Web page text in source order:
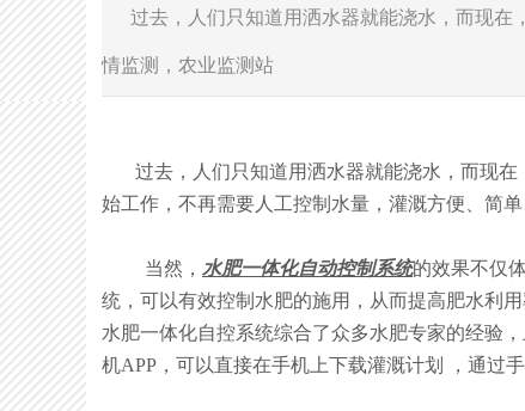
过去，人们只知道用洒水器就能浇水，而现在
情监测，农业监测站
过去，人们只知道用洒水器就能浇水，而现在
始工作，不再需要人工控制水量，灌溉方便、简单
当然， 水肥一体化自动控制系统的效果不仅
统，可以有效控制水肥的施用，从而提高肥水利
水肥一体化自控系统综合了众多水肥专家的经验
机APP，可以直接在手机上下载灌溉计划 ，通过